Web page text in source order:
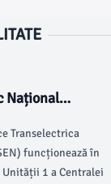
Național
de energie,
Transelectrica
funcționează în
1 a Centralei